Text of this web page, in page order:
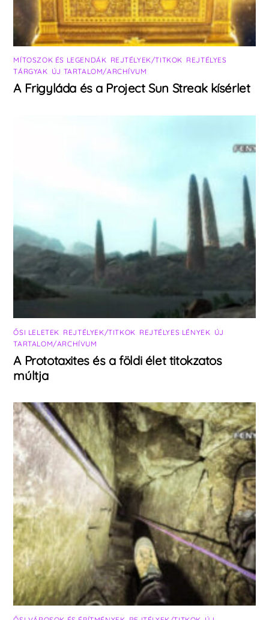
MÍTOSZOK ÉS LEGENDÁK REJTÉLYEK/TITKOK REJTÉLYES
TÁRGYAK ÚJ TARTALOM/ARCHÍVUM
A Frigyláda és a Project Sun Streak kísérlet
ŐSI LELETEK REJTÉLYEK/TITKOK REJTÉLYES LÉNYEK ÚJ
TARTALOM/ARCHÍVUM
A Prototaxites és a földi élet titokzatos
múltja